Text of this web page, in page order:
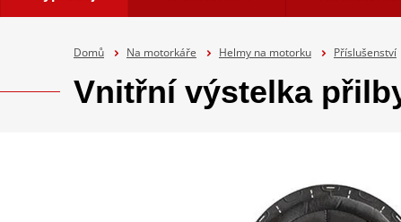
Domů Na motorkáře Helmy na motorku Příslušenství
Vnitřní výstelka